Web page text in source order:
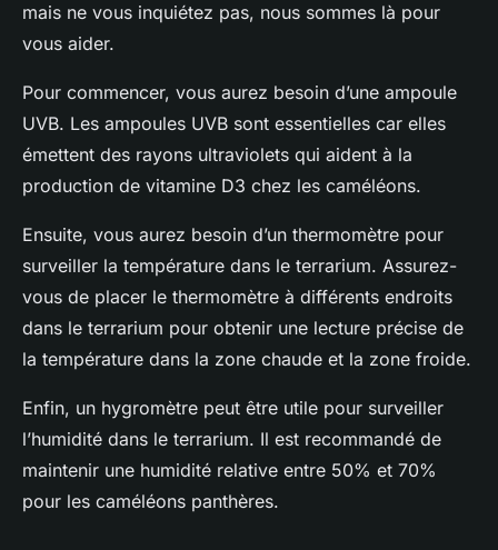
mais ne vous inquiétez pas, nous sommes là pour
vous aider.
Pour commencer, vous aurez besoin d’une ampoule
UVB. Les ampoules UVB sont essentielles car elles
émettent des rayons ultraviolets qui aident à la
production de vitamine D3 chez les caméléons.
Ensuite, vous aurez besoin d’un thermomètre pour
surveiller la température dans le terrarium. Assurez-
vous de placer le thermomètre à différents endroits
dans le terrarium pour obtenir une lecture précise de
la température dans la zone chaude et la zone froide.
Enfin, un hygromètre peut être utile pour surveiller
l’humidité dans le terrarium. Il est recommandé de
maintenir une humidité relative entre 50% et 70%
pour les caméléons panthères.